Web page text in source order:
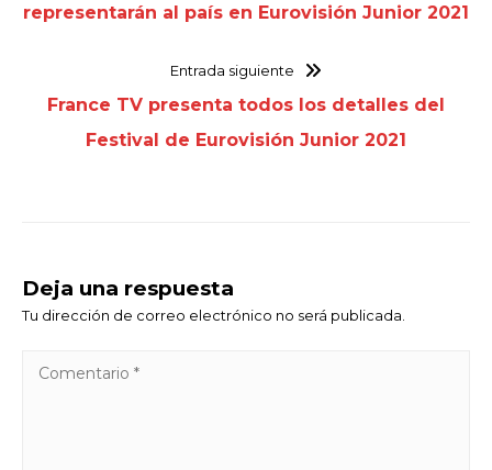
representarán al país en Eurovisión Junior 2021
Entrada siguiente
France TV presenta todos los detalles del
Festival de Eurovisión Junior 2021
Deja una respuesta
Tu dirección de correo electrónico no será publicada.